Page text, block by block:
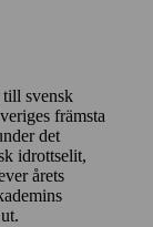
svensk
främsta
det
idrottselit,
årets